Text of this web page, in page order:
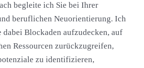
begleite ich Sie bei Ihrer
beruflichen Neuorientierung. Ich
dabei Blockaden aufzudecken, auf
Ressourcen zurückzugreifen,
zu identifizieren,